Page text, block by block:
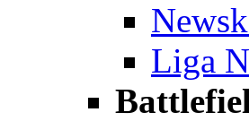
Liga